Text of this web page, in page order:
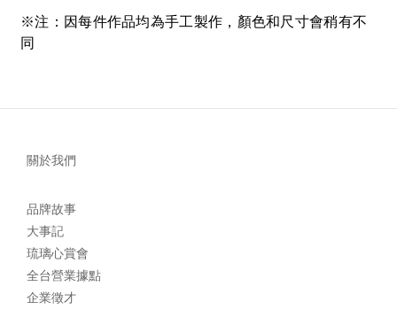
※注：因每件作品均為手工製作，顏色和尺寸會稍有不
同
關於我們
品牌故事
大事記
琉璃心賞會
全台營業據點
企業徵才